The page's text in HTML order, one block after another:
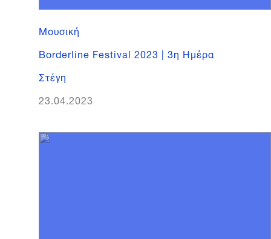
Μουσική
Borderline Festival 2023 | 3η Ημέρα
Στέγη
23.04.2023